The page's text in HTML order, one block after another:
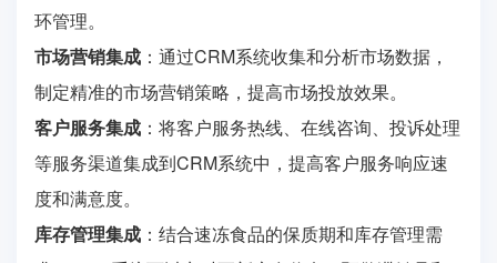
环管理。
市场营销集成 ：通过CRM系统收集和分析市场数据，
制定精准的市场营销策略，提高市场投放效果。
客户服务集成 ：将客户服务热线、在线咨询、投诉处理
等服务渠道集成到CRM系统中，提高客户服务响应速
度和满意度。
库存管理集成 ：结合速冻食品的保质期和库存管理需